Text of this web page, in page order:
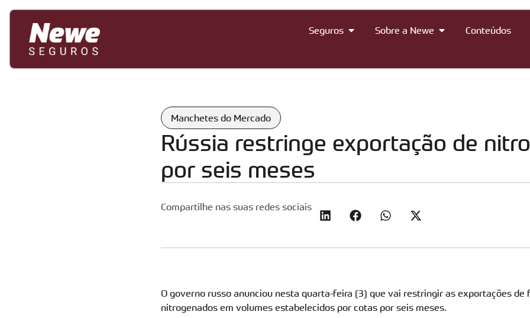
Seguros Sobre a Newe Conteúdos
Manchetes do Mercado
Rússia restringe exportação de
por seis meses
Compartilhe nas suas redes sociais
O governo russo anunciou nesta quarta-feira (3) que vai restringir as exportações
nitrogenados em volumes estabelecidos por cotas por seis meses.